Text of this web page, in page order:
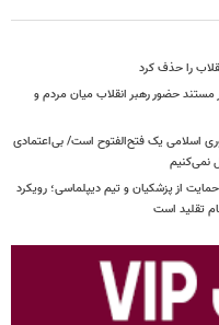
را حذف کرد
مستند حضور رهبر انقلاب میان مردم و
اسلامی یک فتح‌الفتوح است/ بی‌اعتمادی
نمی‌کنیم
از پزشکیان و تیم دیپلماسی؛ رویکرد
تقلید است